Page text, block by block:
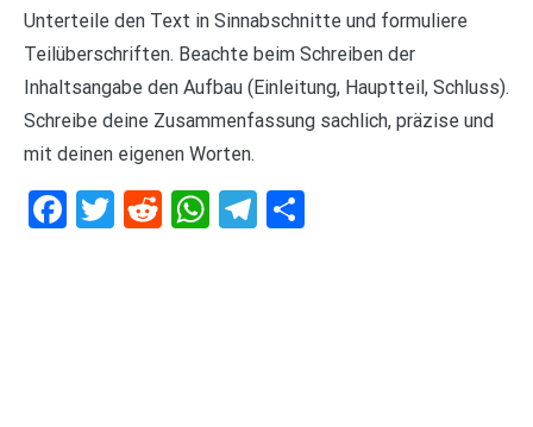
Unterteile den Text in Sinnabschnitte und formuliere
Teilüberschriften. Beachte beim Schreiben der
Inhaltsangabe den Aufbau (Einleitung, Hauptteil, Schluss).
Schreibe deine Zusammenfassung sachlich, präzise und
mit deinen eigenen Worten.
Facebook
Twitter
RedditWhatsApp
Telegram